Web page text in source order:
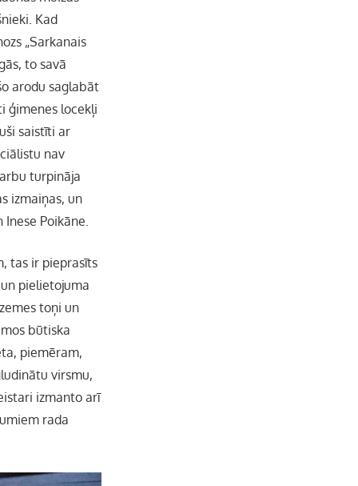
Kad
„Sarkanais
to savā
arodu saglabāt
ģimenes locekļi
saistīti ar
nav
turpināja
izmaiņas, un
Poikāne.
tas ir pieprasīts
pielietojuma
toņi un
būtiska
piemēram,
virsmu,
izmanto arī
rada